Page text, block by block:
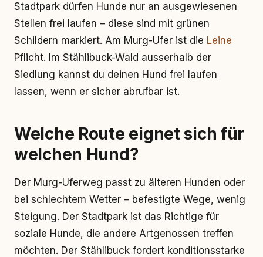
Stadtpark dürfen Hunde nur an ausgewiesenen
Stellen frei laufen – diese sind mit grünen
Schildern markiert. Am Murg-Ufer ist die Leine
Pflicht. Im Stählibuck-Wald ausserhalb der
Siedlung kannst du deinen Hund frei laufen
lassen, wenn er sicher abrufbar ist.
Welche Route eignet sich für
welchen Hund?
Der Murg-Uferweg passt zu älteren Hunden oder
bei schlechtem Wetter – befestigte Wege, wenig
Steigung. Der Stadtpark ist das Richtige für
soziale Hunde, die andere Artgenossen treffen
möchten. Der Stählibuck fordert konditionsstarke